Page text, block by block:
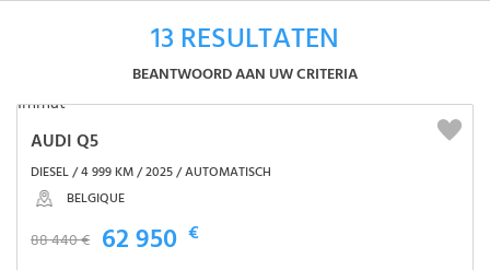
13 RESULTATEN
BEANTWOORD AAN UW CRITERIA
AUDI Q5
DIESEL / 4 999 KM / 2025 / AUTOMATISCH
BELGIQUE
88 440 € 62 950 €